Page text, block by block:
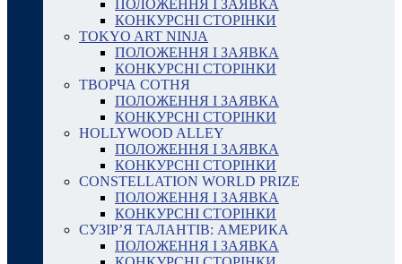
ПОЛОЖЕННЯ І ЗАЯВКА
КОНКУРСНІ СТОРІНКИ
TOKYO ART NINJA
ПОЛОЖЕННЯ І ЗАЯВКА
КОНКУРСНІ СТОРІНКИ
ТВОРЧА СОТНЯ
ПОЛОЖЕННЯ І ЗАЯВКА
КОНКУРСНІ СТОРІНКИ
HOLLYWOOD ALLEY
ПОЛОЖЕННЯ І ЗАЯВКА
КОНКУРСНІ СТОРІНКИ
CONSTELLATION WORLD PRIZE
ПОЛОЖЕННЯ І ЗАЯВКА
КОНКУРСНІ СТОРІНКИ
СУЗІР’Я ТАЛАНТІВ: АМЕРИКА
ПОЛОЖЕННЯ І ЗАЯВКА